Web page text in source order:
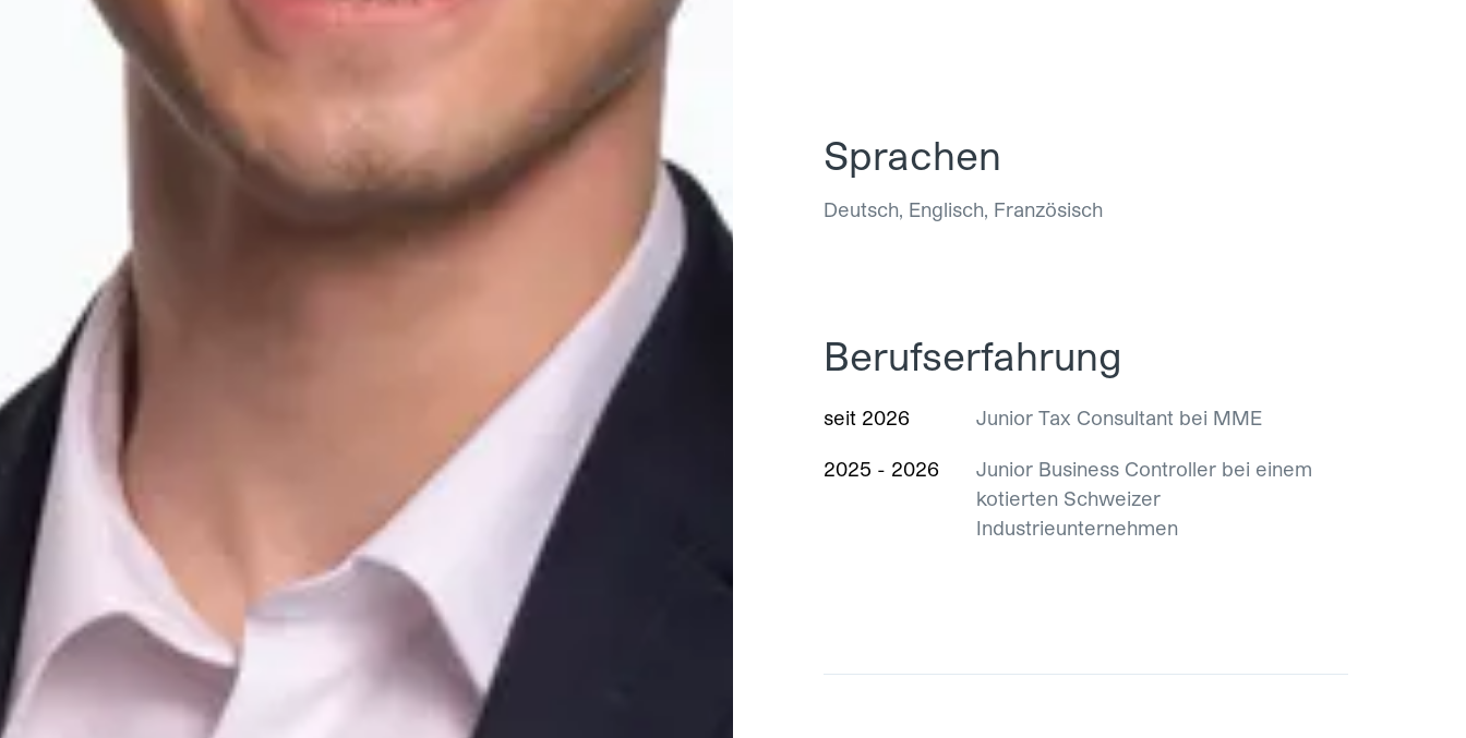
Sprachen
Deutsch, Englisch, Französisch
Berufserfahrung
seit 2026 Junior Tax Consultant bei MME
2025 - 2026
Junior Business Controller bei einem
kotierten Schweizer
Industrieunternehmen